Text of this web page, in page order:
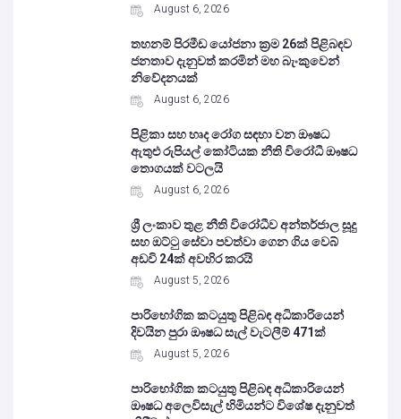
August 6, 2026
තහනම් පිරමීඩ යෝජනා ක්‍රම 26ක් පිළිබඳව
ජනතාව දැනුවත් කරමින් මහ බැංකුවෙන්
නිවේදනයක්
August 6, 2026
පිළිකා සහ හෘද රෝග සඳහා වන ඖෂධ
ඇතුළු රුපියල් කෝටියක නීති විරෝධී ඖෂධ
තොගයක් වටලයි
August 6, 2026
ශ්‍රී ලංකාව තුළ නීති විරෝධීව අන්තර්ජාල සූදු
සහ ඔට්ටු සේවා පවත්වා ගෙන ගිය වෙබ්
අඩවි 24ක් අවහිර කරයි
August 5, 2026
පාරිභෝගික කටයුතු පිළිබඳ අධිකාරියෙන්
දිවයින පුරා ඖෂධ සැල් වැටලීම් 471ක්
August 5, 2026
පාරිභෝගික කටයුතු පිළිබඳ අධිකාරියෙන්
ඖෂධ අලෙවිසැල් හිමියන්ට විශේෂ දැනුවත්